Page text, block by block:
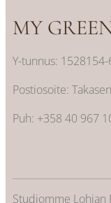
MY
Y-tunnus: 1528154-
Postiosoite:
Puh: +358 40 967
Studiomme Lohjan